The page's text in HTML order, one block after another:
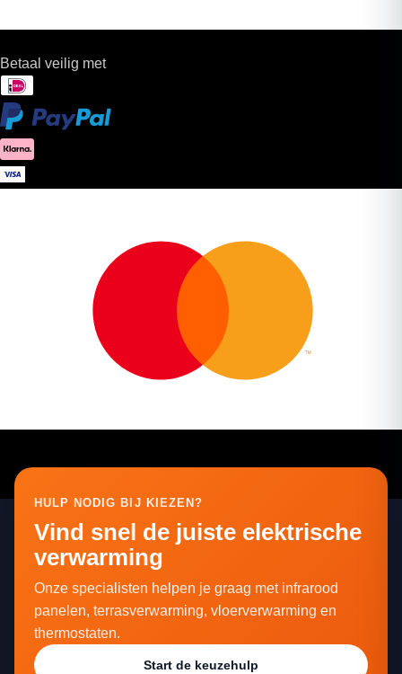
Betaal veilig met
HULP NODIG BIJ KIEZEN?
Vind snel de juiste elektrische
verwarming
Onze specialisten helpen je graag met infrarood
panelen, terrasverwarming, vloerverwarming en
thermostaten.
Start de keuzehulp